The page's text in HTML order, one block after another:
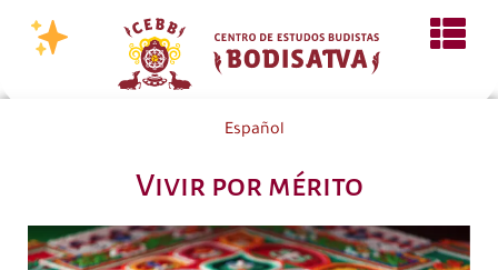
Español
Vivir por mérito